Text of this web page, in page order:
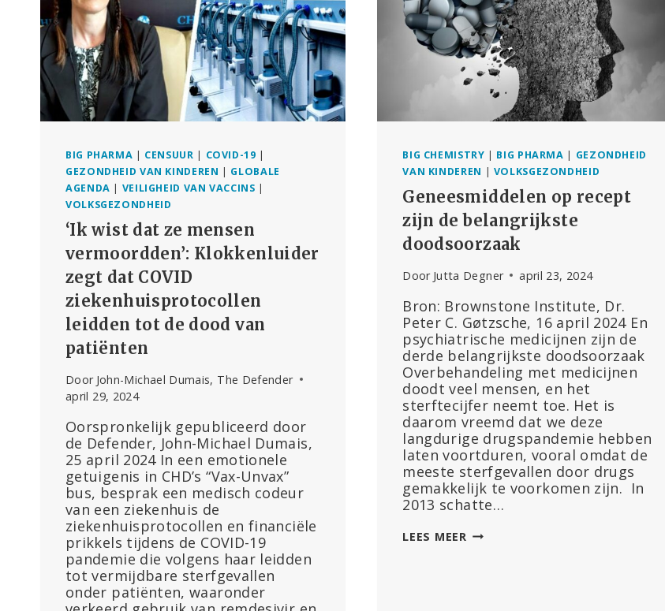
BIG PHARMA | CENSUUR | COVID-19 |
GEZONDHEID VAN KINDEREN | GLOBALE
AGENDA | VEILIGHEID VAN VACCINS |
VOLKSGEZONDHEID
‘Ik wist dat ze mensen
vermoordden’: Klokkenluider
zegt dat COVID
ziekenhuisprotocollen
leidden tot de dood van
patiënten
Door John-Michael Dumais, The Defender
april 29, 2024
Oorspronkelijk gepubliceerd door
de Defender, John-Michael Dumais,
25 april 2024 In een emotionele
getuigenis in CHD’s “Vax-Unvax”
bus, besprak een medisch codeur
van een ziekenhuis de
ziekenhuisprotocollen en financiële
prikkels tijdens de COVID-19
pandemie die volgens haar leidden
tot vermijdbare sterfgevallen
onder patiënten, waaronder
BIG CHEMISTRY | BIG PHARMA | GEZONDHEID
VAN KINDEREN | VOLKSGEZONDHEID
Geneesmiddelen op recept
zijn de belangrijkste
doodsoorzaak
Door Jutta Degner april 23, 2024
Bron: Brownstone Institute, Dr.
Peter C. Gøtzsche, 16 april 2024 En
psychiatrische medicijnen zijn de
derde belangrijkste doodsoorzaak
Overbehandeling met medicijnen
doodt veel mensen, en het
sterftecijfer neemt toe. Het is
daarom vreemd dat we deze
langdurige drugspandemie hebben
laten voortduren, vooral omdat de
meeste sterfgevallen door drugs
gemakkelijk te voorkomen zijn. In
2013 schatte…
LEES MEER GENEESMIDDELEN